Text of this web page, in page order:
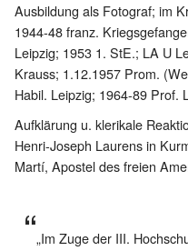
Ausbildung als Fotograf; im
1944-48 franz.
Leipzig; 1953 1. StE.; LA U
Krauss; 1.12.1957 Prom.
Habil. Leipzig; 1964-89 Prof.
Aufklärung u. klerikale
Henri-Joseph Laurens in
Martí, Apostel des freien
„Im Zuge der III.